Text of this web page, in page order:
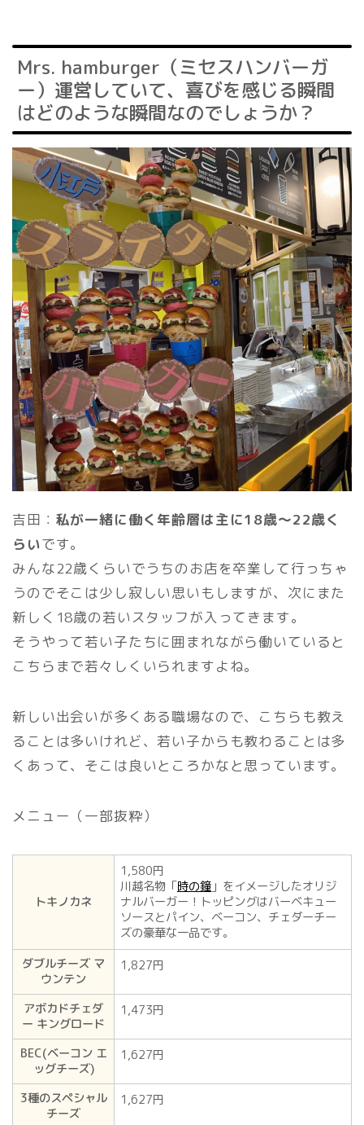
Mrs. hamburger（ミセスハンバーガ
ー）運営していて、喜びを感じる瞬間
はどのような瞬間なのでしょうか？
吉田： 私が一緒に働く年齢層は主に18歳〜22歳く
らいです。
みんな22歳くらいでうちのお店を卒業して行っちゃ
うのでそこは少し寂しい思いもしますが、次にまた
新しく18歳の若いスタッフが入ってきます。
そうやって若い子たちに囲まれながら働いていると
こちらまで若々しくいられますよね。
新しい出会いが多くある職場なので、こちらも教え
ることは多いけれど、若い子からも教わることは多
くあって、そこは良いところかなと思っています。
メニュー（一部抜粋）
トキノカネ
1,580円
川越名物「時の鐘 」をイメージしたオリジ
ナルバーガー！トッピングはバーベキュー
ソースとパイン、ベーコン、チェダーチー
ズの豪華な一品です。
ダブルチーズ マ
ウンテン
1,827円
アボカドチェダ
ー キングロード
1,473円
BEC(ベーコン エ
ッグチーズ)
1,627円
3種のスペシャル
チーズ
1,627円